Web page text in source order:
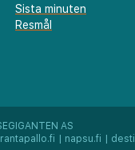
Sista minuten
Resmål
AS
rantapallo.fi | napsu.fi |